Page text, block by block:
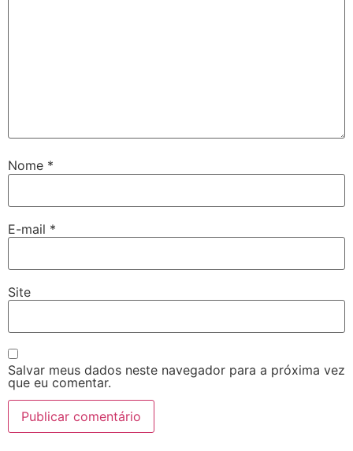
Nome *
E-mail *
Site
Salvar meus dados neste navegador para a próxima vez
que eu comentar.